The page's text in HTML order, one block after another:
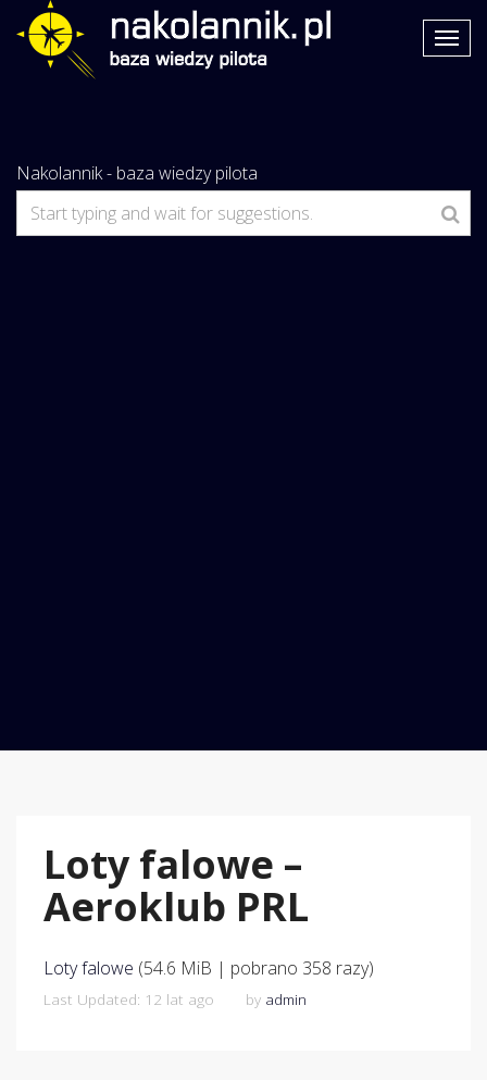
Nakolannik - baza wiedzy pilota
Loty falowe –
Aeroklub PRL
Loty falowe (54.6 MiB | pobrano 358 razy)
Last Updated: 12 lat ago by admin